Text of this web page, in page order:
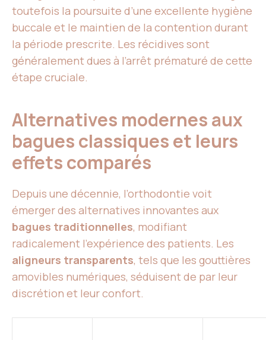
toutefois la poursuite d’une excellente hygiène
buccale et le maintien de la contention durant
la période prescrite. Les récidives sont
généralement dues à l’arrêt prématuré de cette
étape cruciale.
Alternatives modernes aux
bagues classiques et leurs
effets comparés
Depuis une décennie, l’orthodontie voit
émerger des alternatives innovantes aux
bagues traditionnelles, modifiant
radicalement l’expérience des patients. Les
aligneurs transparents, tels que les gouttières
amovibles numériques, séduisent de par leur
discrétion et leur confort.